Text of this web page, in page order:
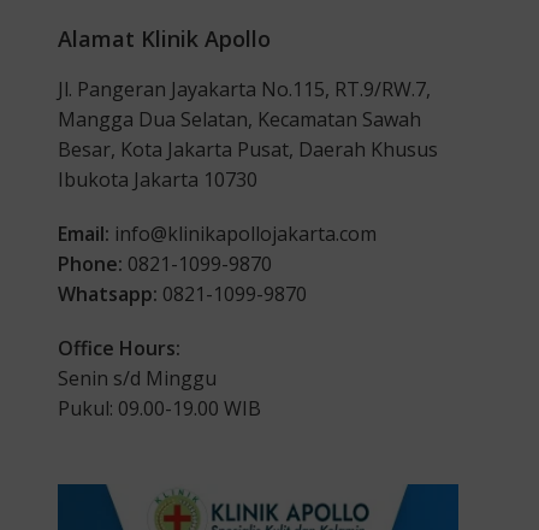
Alamat Klinik Apollo
Jl. Pangeran Jayakarta No.115, RT.9/RW.7,
Mangga Dua Selatan, Kecamatan Sawah
Besar, Kota Jakarta Pusat, Daerah Khusus
Ibukota Jakarta 10730
Email: info@klinikapollojakarta.com
Phone: 0821-1099-9870
Whatsapp: 0821-1099-9870
Office Hours:
Senin s/d Minggu
Pukul: 09.00-19.00 WIB